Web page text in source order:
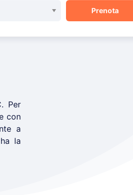
Per
con
a
la